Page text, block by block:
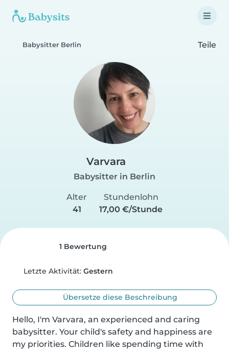
Babysitter Berlin Teile
Varvara
Babysitter in Berlin
Alter
41
Stundenlohn
17,00 €/Stunde
1 Bewertung
Letzte Aktivität: Gestern
Übersetze diese Beschreibung
Hello, I'm Varvara, an experienced and caring
babysitter. Your child's safety and happiness are
my priorities. Children like spending time with